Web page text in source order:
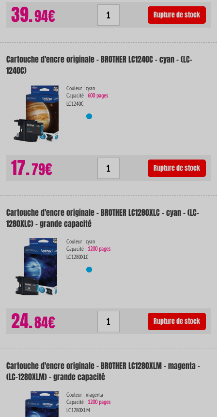
39.94€ Rupture de stock
Cartouche d'encre originale - BROTHER LC1240C - cyan - (LC-
1240C)
Couleur : cyan
Capacité :600 pages
LC1240C
17.79€ Rupture de stock
Cartouche d'encre originale - BROTHER LC1280XLC - cyan - (LC-
1280XLC) - grande capacité
Couleur : cyan
Capacité : 1200 pages
LC1280XLC
24.84€ Rupture de stock
Cartouche d'encre originale - BROTHER LC1280XLM - magenta -
(LC-1280XLM) - grande capacité
Couleur : magenta
Capacité : 1200 pages
LC1280XLM